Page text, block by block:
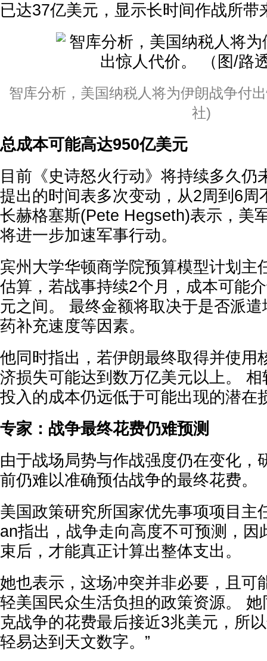
已达37亿美元，显示长时间作战所带
智库分析，美国纳税人将为伊朗战争付
社)
总成本可能高达950亿美元
目前《史诗怒火行动》将持续多久仍
提出的时间表多次变动，从2周到6周
长赫格塞斯(Pete Hegseth)表示，美
将进一步加速军事行动。
宾州大学华顿商学院预算模型计划主
估算，若战事持续2个月，成本可能
元之间。 最终金额将取决于是否派
药补充速度等因素。
他同时指出，若伊朗最终取得并使用
济损失可能达到数万亿美元以上。
投入的成本仍远低于可能出现的潜在
专家：战争最终花费仍难预测
由于战场局势与作战强度仍在变化，
前仍难以准确预估战争的最终花费。
美国政策研究所国家优先事项项目主
an指出，战争走向高度不可预测，因
束后，才能真正计算出整体支出。
她也表示，这场冲突并非必要，且可
轻美国民众生活负担的政策资源。 她
克战争的花费最后接近3兆美元，所
轻易达到天文数字。”